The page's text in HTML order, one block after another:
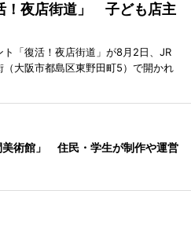
！夜店街道」 子ども店主
「復活！夜店街道」が8月2日、JR
大阪市都島区東野田町5）で開かれ
美術館」 住民・学生が制作や運営